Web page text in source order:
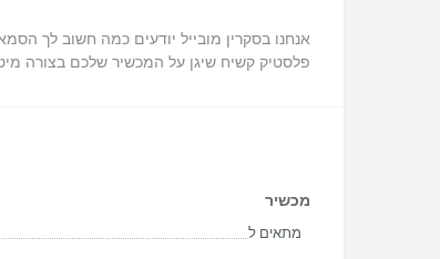
פלסטיק קשיח שיגן על המכשיר שלכם בצורה
מכשיר
מתאים ל